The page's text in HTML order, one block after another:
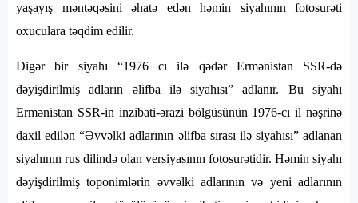
yaşayış məntəqəsini əhatə edən həmin siyahının fotosurəti
oxuculara təqdim edilir.
Digər bir siyahı “1976 cı ilə qədər Ermənistan SSR-də
dəyişdirilmiş adların əlifba ilə siyahısı” adlanır. Bu siyahı
Ermənistan SSR-in inzibati-ərazi bölgüsünün 1976-cı il nəşrinə
daxil edilən “Əvvəlki adlarının əlifba sırası ilə siyahısı” adlanan
siyahının rus dilində olan versiyasının fotosurətidir. Həmin siyahı
dəyişdirilmiş toponimlərin əvvəlki adlarının və yeni adlarının